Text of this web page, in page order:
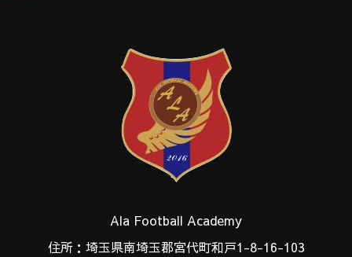
Ala Football Academy
住所：埼玉県南埼玉郡宮代町和戸1-8-16-103